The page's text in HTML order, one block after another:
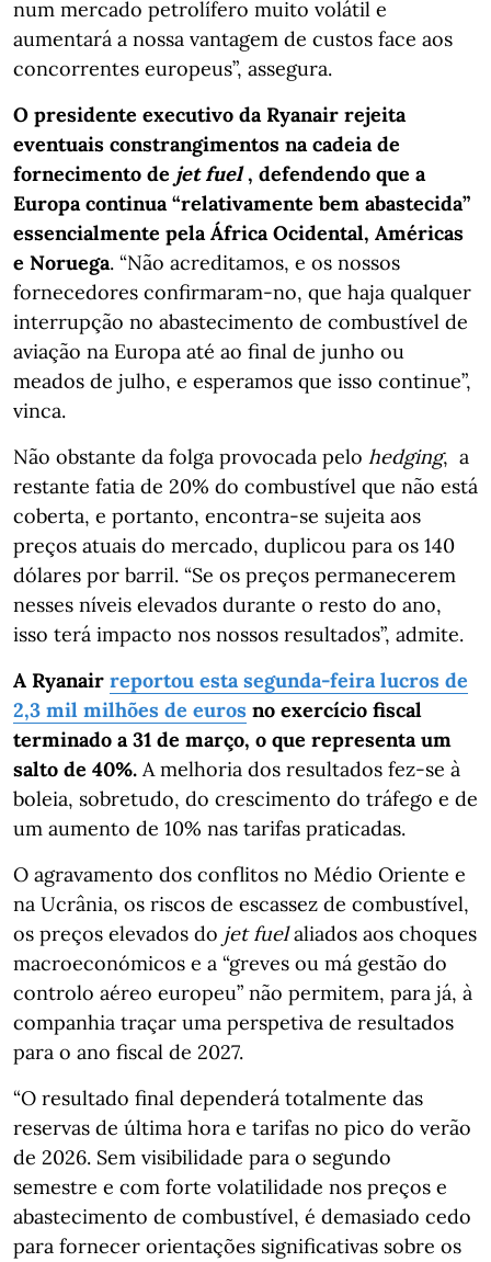
num mercado petrolífero muito volátil e
aumentará a nossa vantagem de custos face aos
concorrentes europeus”, assegura.
O presidente executivo da Ryanair rejeita
eventuais constrangimentos na cadeia de
fornecimento de jet fuel, defendendo que a
Europa continua “relativamente bem abastecida”
essencialmente pela África Ocidental, Américas
e Noruega. “Não acreditamos, e os nossos
fornecedores confirmaram-no, que haja qualquer
interrupção no abastecimento de combustível de
aviação na Europa até ao final de junho ou
meados de julho, e esperamos que isso continue”,
vinca.
Não obstante da folga provocada pelo hedging, a
restante fatia de 20% do combustível que não está
coberta, e portanto, encontra-se sujeita aos
preços atuais do mercado, duplicou para os 140
dólares por barril. “Se os preços permanecerem
nesses níveis elevados durante o resto do ano,
isso terá impacto nos nossos resultados”, admite.
A Ryanair reportou esta segunda-feira lucros de
2,3 mil milhões de euros no exercício fiscal
terminado a 31 de março, o que representa um
salto de 40%. A melhoria dos resultados fez-se à
boleia, sobretudo, do crescimento do tráfego e de
um aumento de 10% nas tarifas praticadas.
O agravamento dos conflitos no Médio Oriente e
na Ucrânia, os riscos de escassez de combustível,
os preços elevados do jet fuelaliados aos choques
macroeconómicos e a “greves ou má gestão do
controlo aéreo europeu” não permitem, para já, à
companhia traçar uma perspetiva de resultados
para o ano fiscal de 2027.
“O resultado final dependerá totalmente das
reservas de última hora e tarifas no pico do verão
de 2026. Sem visibilidade para o segundo
semestre e com forte volatilidade nos preços e
abastecimento de combustível, é demasiado cedo
para fornecer orientações significativas sobre os